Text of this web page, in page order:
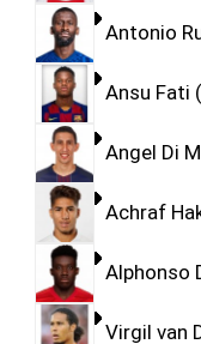
Antonio
Ansu Fati
Angel Di
Achraf
Alphonso
Virgil van